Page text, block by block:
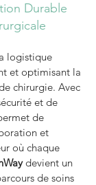
Durable
logistique
et optimisant la
chirurgie. Avec
et de
de
et
où chaque
devient un
de soins